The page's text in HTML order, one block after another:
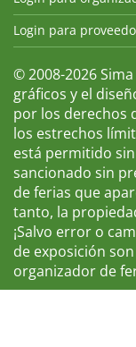
Login para
© 2008-2026
gráficos y el
por los derechos
los estrechos
está permitido
sancionado sin
de ferias que
tanto, la
¡Salvo error o
de exposición
organizador de